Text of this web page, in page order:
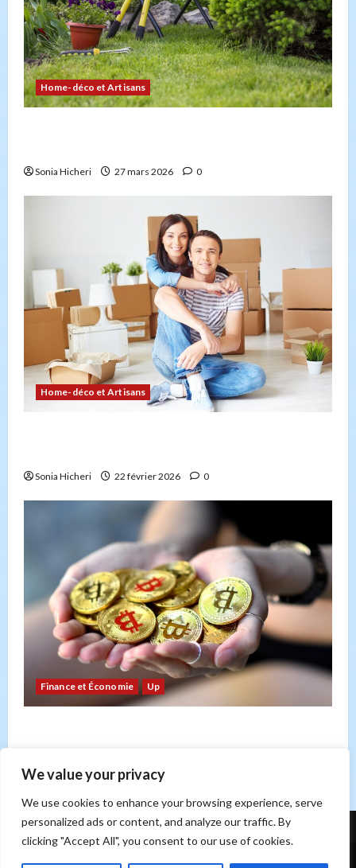
We value your privacy
We use cookies to enhance your browsing experience, serve
personalized ads or content, and analyze our traffic. By
clicking "Accept All", you consent to our use of cookies.
Home-déco et Artisans
Sonia Hicheri 27 mars 2026 0
Home-déco et Artisans
Sonia Hicheri 22 février 2026 0
Finance et Économie Up
Sonia Hicheri 21 février 2026
Contact